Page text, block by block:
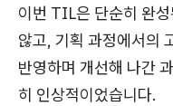
이번 TIL은 단순히 완
않고, 기획 과정에서의
반영하며 개선해 나간
히 인상적이었습니다.